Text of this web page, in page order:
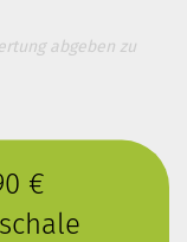
abgeben zu
€